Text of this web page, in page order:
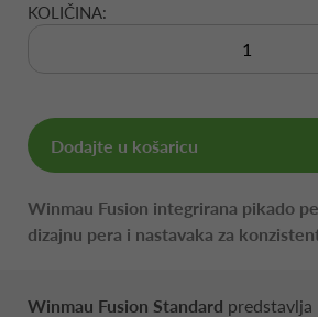
KOLIČINA:
Dodajte u košaricu
Winmau Fusion integrirana pikado
dizajnu pera i nastavaka za
Winmau Fusion Standard predstavlja